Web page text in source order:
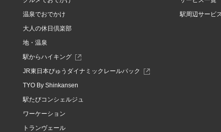
温泉でおでかけ
大人の休日倶楽部
地・温泉
駅からハイキング
JR東日本びゅうダイナミックレールパック 別
TYO By Shinkansen
駅たびコンシェルジュ
ワーケーション
トランヴェール
駅周辺サービ